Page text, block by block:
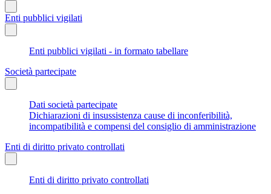
Enti pubblici vigilati
Enti pubblici vigilati - in formato tabellare
Società partecipate
Dati società partecipate
Dichiarazioni di insussistenza cause di inconferibilità,
incompatibilità e compensi del consiglio di amministrazione
Enti di diritto privato controllati
Enti di diritto privato controllati